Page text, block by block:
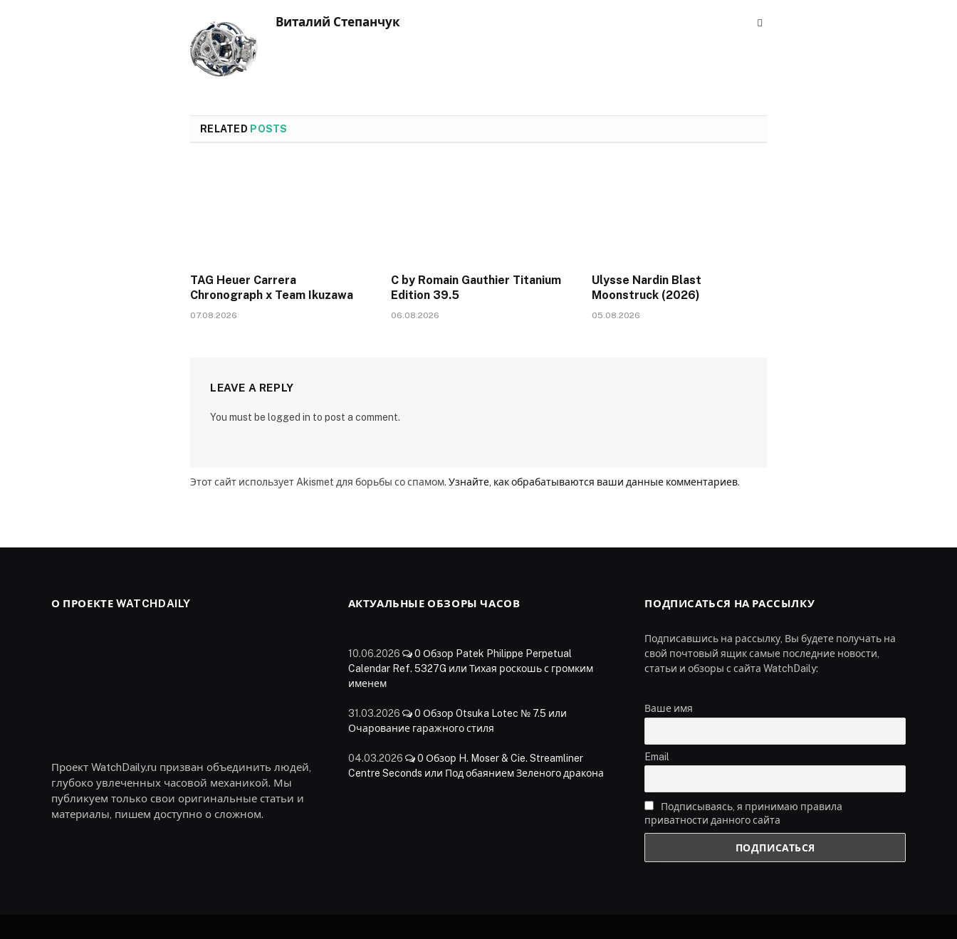
Виталий Степанчук
RELATED POSTS
TAG Heuer Carrera
Chronograph x Team Ikuzawa
07.08.2026
C by Romain Gauthier Titanium
Edition 39.5
06.08.2026
Ulysse Nardin Blast
Moonstruck (2026)
05.08.2026
LEAVE A REPLY
You must be logged in to post a comment.
Этот сайт использует Akismet для борьбы со спамом. Узнайте, как обрабатываются ваши данные комментариев.
О ПРОЕКТЕ WATCHDAILY
Проект WatchDaily.ru призван объединить людей,
глубоко увлеченных часовой механикой. Мы
публикуем только свои оригинальные статьи и
материалы, пишем доступно о сложном.
АКТУАЛЬНЫЕ ОБЗОРЫ ЧАСОВ
10.06.2026 0 Обзор Patek Philippe Perpetual
Calendar Ref. 5327G или Тихая роскошь с громким
именем
31.03.2026 0 Обзор Otsuka Lotec № 7.5 или
Очарование гаражного стиля
04.03.2026 0 Обзор H. Moser & Cie. Streamliner
Centre Seconds или Под обаянием Зеленого дракона
ПОДПИСАТЬСЯ НА РАССЫЛКУ
Подписавшись на рассылку, Вы будете получать на
свой почтовый ящик самые последние новости,
статьи и обзоры с сайта WatchDaily:
Ваше имя
Email
Подписываясь, я принимаю правила
приватности данного сайта